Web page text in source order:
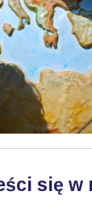
się w